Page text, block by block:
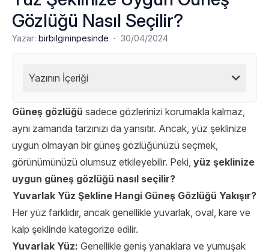
Gözlüğü Nasıl Seçilir?
Yazar: birbilgininpesinde · 30/04/2024
Yazının İçeriği
Güneş gözlüğü sadece gözlerinizi korumakla kalmaz,
aynı zamanda tarzınızı da yansıtır. Ancak, yüz şeklinize
uygun olmayan bir güneş gözlüğünüzü seçmek,
görünümünüzü olumsuz etkileyebilir. Peki, yüz şeklinize
uygun güneş gözlüğü nasıl seçilir?
Yuvarlak Yüz Şekline Hangi Güneş Gözlüğü Yakışır?
Her yüz farklıdır, ancak genellikle yuvarlak, oval, kare ve
kalp şeklinde kategorize edilir.
Yuvarlak Yüz: Genellikle geniş yanaklara ve yumuşak